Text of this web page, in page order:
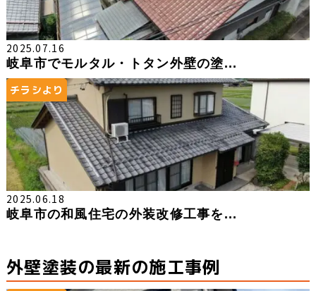
2025.07.16
岐阜市でモルタル・トタン外壁の塗...
チラシより
2025.06.18
岐阜市の和風住宅の外装改修工事を...
外壁塗装の最新の施工事例